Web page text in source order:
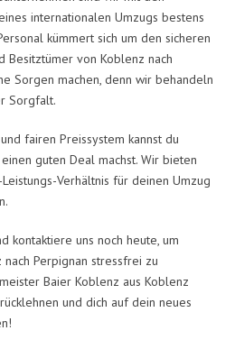
internationalen Umzugs bestens
kümmert sich um den sicheren
Besitztümer von Koblenz nach
Sorgen machen, denn wir behandeln
Sorgfalt.
fairen Preissystem kannst du
guten Deal machst. Wir bieten
Verhältnis für deinen Umzug
kontaktiere uns noch heute, um
Perpignan stressfrei zu
Baier Koblenz aus Koblenz
und dich auf dein neues